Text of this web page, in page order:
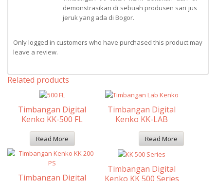
demonstrasikan di sebuah produsen sari jus
jeruk yang ada di Bogor.
Only logged in customers who have purchased this product may
leave a review.
Related products
Timbangan Digital
Kenko KK-500 FL
Read More
Timbangan Digital
Kenko KK-LAB
5
Read More
Timbangan Digital
Timbangan Digital
Kenko KK 500 Series